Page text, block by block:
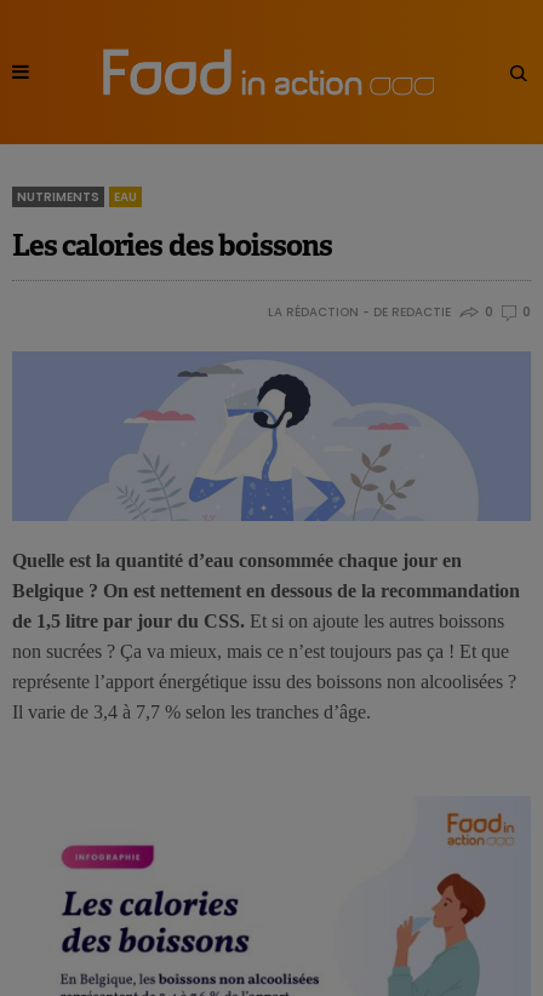
NUTRIMENTS EAU
Les calories des boissons
LA RÉDACTION - DE REDACTIE 0 0
Quelle est la quantité d’eau consommée chaque jour en
Belgique ? On est nettement en dessous de la recommandation
de 1,5 litre par jour du CSS. Et si on ajoute les autres boissons
non sucrées ? Ça va mieux, mais ce n’est toujours pas ça ! Et que
représente l’apport énergétique issu des boissons non alcoolisées ?
Il varie de 3,4 à 7,7 % selon les tranches d’âge.